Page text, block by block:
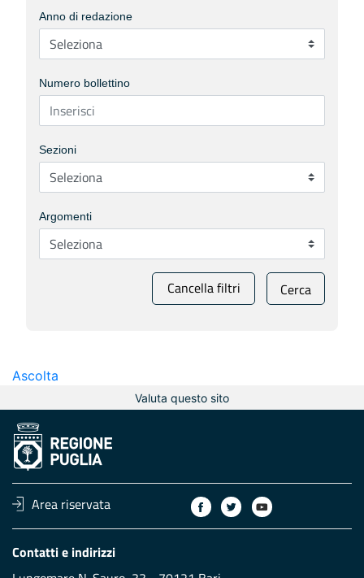
Anno di redazione
Numero bollettino
Sezioni
Argomenti
Cancella filtri Cerca
Ascolta
Valuta questo sito
Area riservata
Contatti e indirizzi